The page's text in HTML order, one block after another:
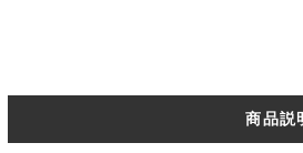
商品説